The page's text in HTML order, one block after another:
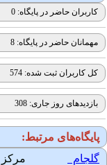
کاربران حاضر در پایگاه: 0
مهمانان حاضر در پایگاه: 8
کل کاربران ثبت شده: 574
بازدیدهای روز جاری: 308
پایگاه‌های مرتبط:
گلجام
مرکز